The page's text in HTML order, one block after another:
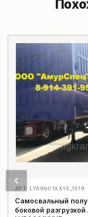
АРТ: LYR9601XXYE_1519
Самосвальный
боковой разгрузкой